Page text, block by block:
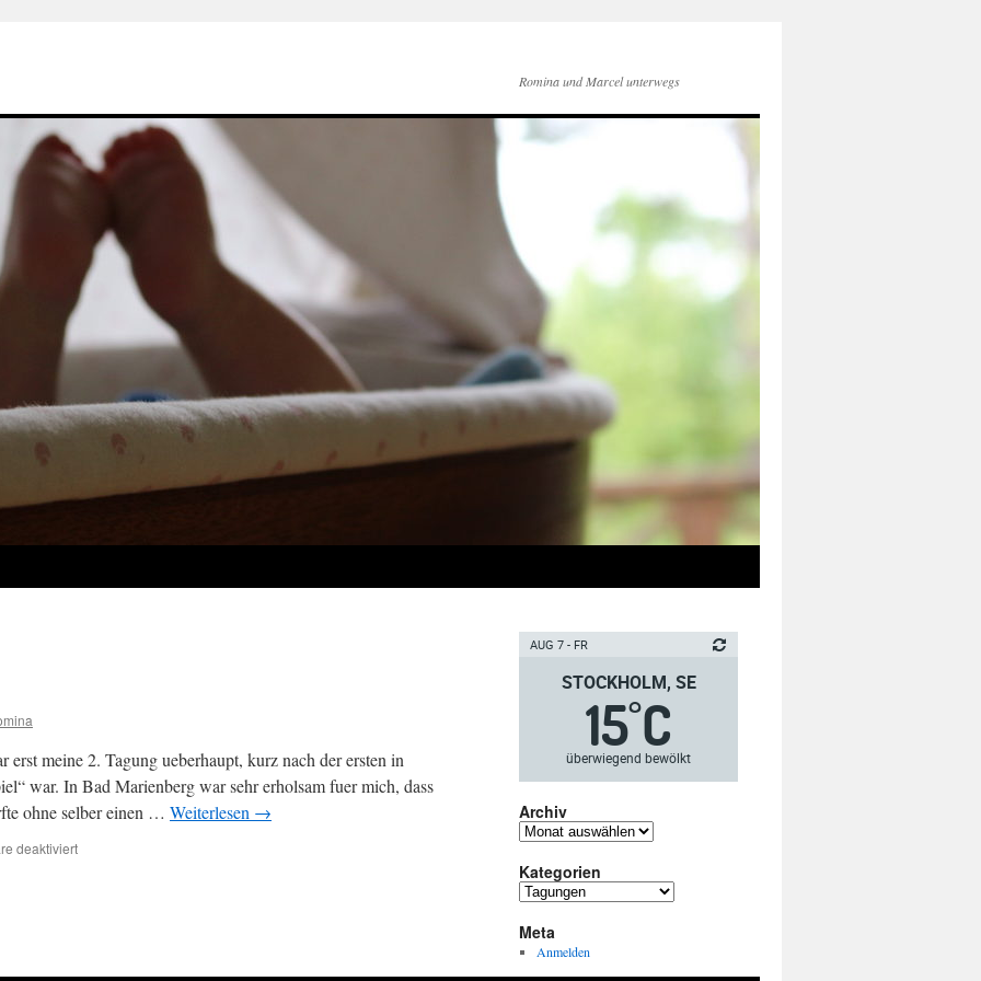
Romina und Marcel unterwegs
meine 2. Tagung ueberhaupt, kurz nach der ersten in
war. In Bad Marienberg war sehr erholsam fuer mich, dass
ohne selber einen … Weiterlesen →
deaktiviertfür
AUG 7 - FR
STOCKHOLM, SE
15°C
überwiegend bewölkt
Archiv
Archiv
Kategorien
Kategorien
Meta
Anmelden